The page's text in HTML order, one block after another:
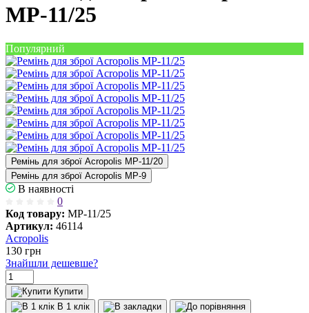
МР-11/25
Популярний
Ремінь для зброї Acropolis МР-11/20
Ремінь для зброї Acropolis МР-9
В наявності
0
Код товару: МР-11/25
Артикул: 46114
Acropolis
130 грн
Знайшли дешевше?
Купити
В 1 клік